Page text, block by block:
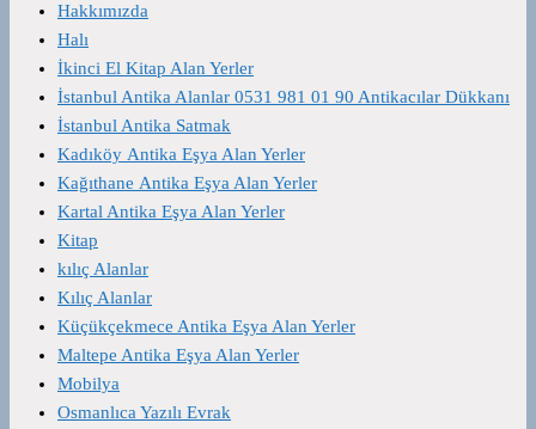
Hakkımızda
Halı
İkinci El Kitap Alan Yerler
İstanbul Antika Alanlar 0531 981 01 90 Antikacılar Dükkanı
İstanbul Antika Satmak
Kadıköy Antika Eşya Alan Yerler
Kağıthane Antika Eşya Alan Yerler
Kartal Antika Eşya Alan Yerler
Kitap
kılıç Alanlar
Kılıç Alanlar
Küçükçekmece Antika Eşya Alan Yerler
Maltepe Antika Eşya Alan Yerler
Mobilya
Osmanlıca Yazılı Evrak